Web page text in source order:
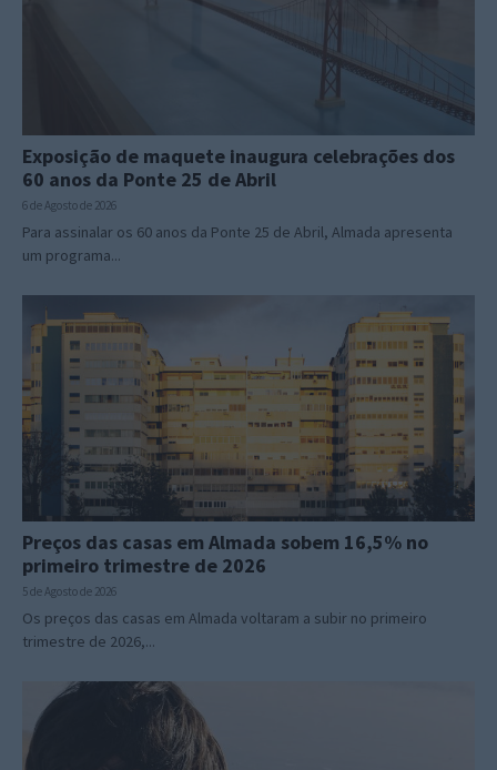
Exposição de maquete inaugura celebrações dos
60 anos da Ponte 25 de Abril
6 de Agosto de 2026
Para assinalar os 60 anos da Ponte 25 de Abril, Almada apresenta
um programa...
Preços das casas em Almada sobem 16,5% no
primeiro trimestre de 2026
5 de Agosto de 2026
Os preços das casas em Almada voltaram a subir no primeiro
trimestre de 2026,...